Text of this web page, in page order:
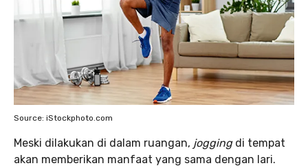
Source: iStockphoto.com
Meski dilakukan di dalam ruangan, jogging di tempat
akan memberikan manfaat yang sama dengan lari.